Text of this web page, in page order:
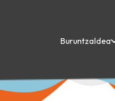
Buruntzaldea